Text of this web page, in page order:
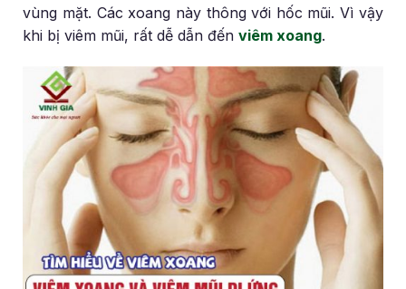
vùng mặt. Các xoang này thông với hốc mũi. Vì vậy
khi bị viêm mũi, rất dễ dẫn đếnviêm xoang.